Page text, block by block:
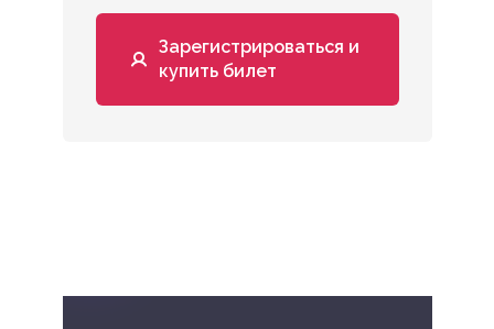
Зарегистрироваться и
купить билет